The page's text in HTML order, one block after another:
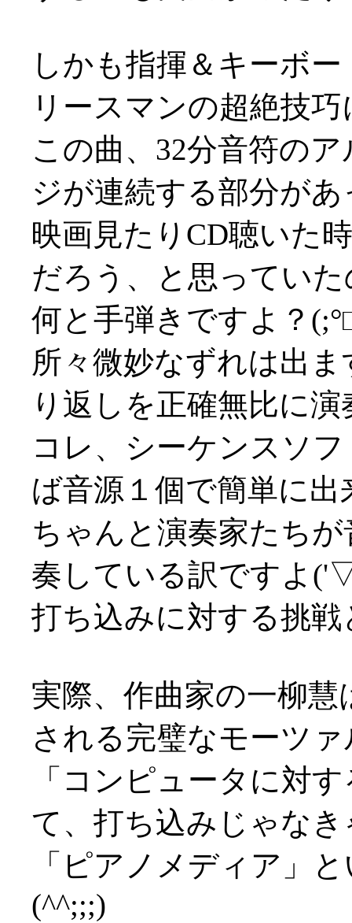
しかも指揮＆キーボ
リースマンの超絶技
この曲、32分音符の
ジが連続する部分があ
映画見たりCD聴いた
だろう、と思ってい
何と手弾きですよ？
所々微妙なずれは出
り返しを正確無比に
コレ、シーケンスソ
ば音源１個で簡単に
ちゃんと演奏家たち
奏している訳ですよ
打ち込みに対する挑
実際、作曲家の一柳
される完璧なモーツ
「コンピュータに対
て、打ち込みじゃな
「ピアノメディア」
(^^;;;)